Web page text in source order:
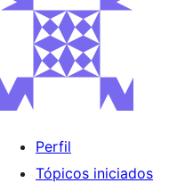
conteúdo
Perfil
Tópicos iniciados